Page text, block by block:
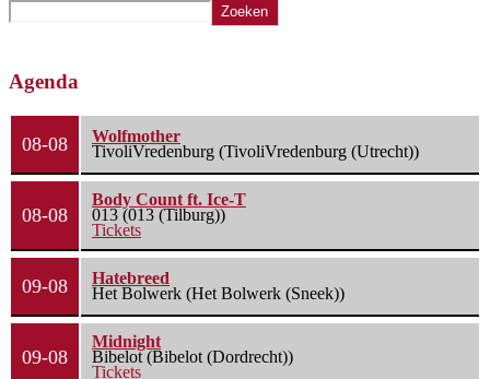
Zoeken
Agenda
08-08
Wolfmother
TivoliVredenburg (TivoliVredenburg (Utrecht))
08-08
Body Count ft. Ice-T
013 (013 (Tilburg))
Tickets
09-08
Hatebreed
Het Bolwerk (Het Bolwerk (Sneek))
09-08
Midnight
Bibelot (Bibelot (Dordrecht))
Tickets